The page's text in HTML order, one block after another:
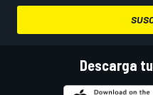
Descarga